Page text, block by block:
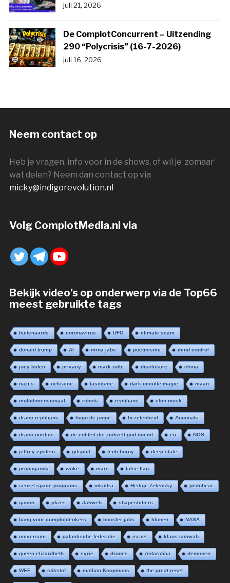
juli 21, 2026
De ComplotConcurrent – Uitzending
290 “Polycrisis” (16-7-2026)
juli 16, 2026
Neem contact op
Heb je vragen, info voor in de shows, of wil je ‘zomaar’
wat delen? Neem dan contact op via
micky@indigorevolution.nl
Volg ComplotMedia.nl via
Bekijk video’s op onderwerp via de Top66
meest gebruikte tags
buitenaards coronavirus UFO climate scam
donald trump AI mrna jabs poetinisme mind control
joey biden privacy mark rutte disclosure china
nazi’s oekraine fascisme dark occulte magie maan
multidimensionaal robots reptilians elon musk
draco reptilians hugo de jonge bezetenheid Anunnaki
draco nordics de entiteit die zichzelf god noemt eu NOS
jeffrey epstein gifspuit tech horny deep state
propaganda woke mars false flag
secret space programs mkultra Heilige Zelensky pedobear
qanon pfizer Jahweh shapeshifters
bang voor complotdenkers booster jabs klonen NASA
universum galactische federatie israel klaus schwab
queen elizardbeth syrie drones Antarctica demonen
WEF stikstof mallion Koopmans the great reset